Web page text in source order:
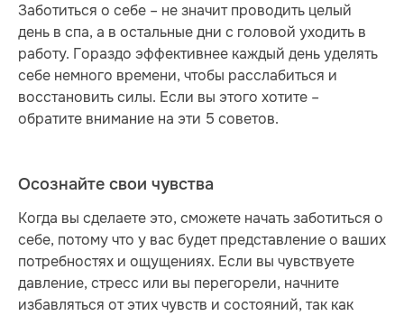
Заботиться о себе – не значит проводить целый
день в спа, а в остальные дни с головой уходить в
работу. Гораздо эффективнее каждый день уделять
себе немного времени, чтобы расслабиться и
восстановить силы. Если вы этого хотите –
обратите внимание на эти 5 советов.
Осознайте свои чувства
Когда вы сделаете это, сможете начать заботиться о
себе, потому что у вас будет представление о ваших
потребностях и ощущениях. Если вы чувствуете
давление, стресс или вы перегорели, начните
избавляться от этих чувств и состояний, так как